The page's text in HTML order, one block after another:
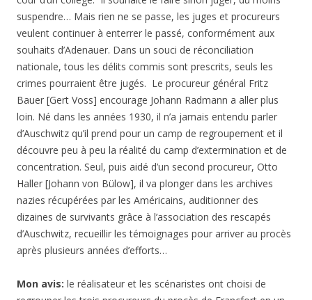
suspendre… Mais rien ne se passe, les juges et procureurs
veulent continuer à enterrer le passé, conformément aux
souhaits d’Adenauer. Dans un souci de réconciliation
nationale, tous les délits commis sont prescrits, seuls les
crimes pourraient être jugés. Le procureur général Fritz
Bauer [Gert Voss] encourage Johann Radmann a aller plus
loin. Né dans les années 1930, il n’a jamais entendu parler
d’Auschwitz qu’il prend pour un camp de regroupement et il
découvre peu à peu la réalité du camp d’extermination et de
concentration. Seul, puis aidé d’un second procureur, Otto
Haller [Johann von Bülow], il va plonger dans les archives
nazies récupérées par les Américains, auditionner des
dizaines de survivants grâce à l’association des rescapés
d’Auschwitz, recueillir les témoignages pour arriver au procès
après plusieurs années d’efforts…
Mon avis: le réalisateur et les scénaristes ont choisi de